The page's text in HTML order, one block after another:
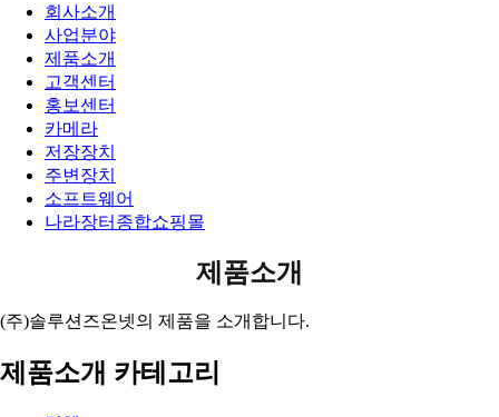
회사소개
사업분야
제품소개
고객센터
홍보센터
카메라
저장장치
주변장치
소프트웨어
나라장터종합쇼핑몰
제품소개
(주)솔루션즈온넷의 제품을 소개합니다.
제품소개 카테고리